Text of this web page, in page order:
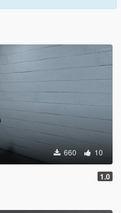
660 10
1.0